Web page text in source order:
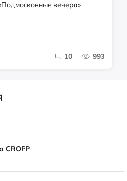
вечера»
10 993
CROPP